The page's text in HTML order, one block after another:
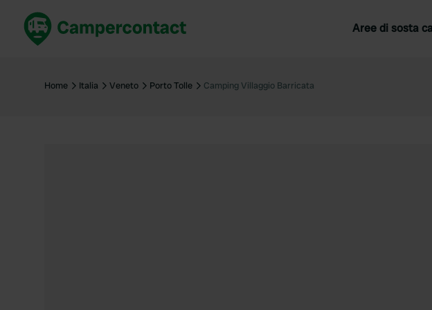
Aree di sosta
Italia
Italia
Home Italia Veneto Porto Tolle Camping Villaggio Barricata